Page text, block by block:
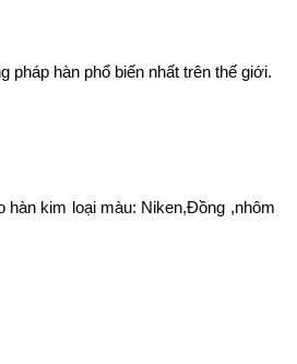
pháp hàn phổ biến nhất trên thế giới.
hàn kim loại màu: Niken,Đồng ,nhôm